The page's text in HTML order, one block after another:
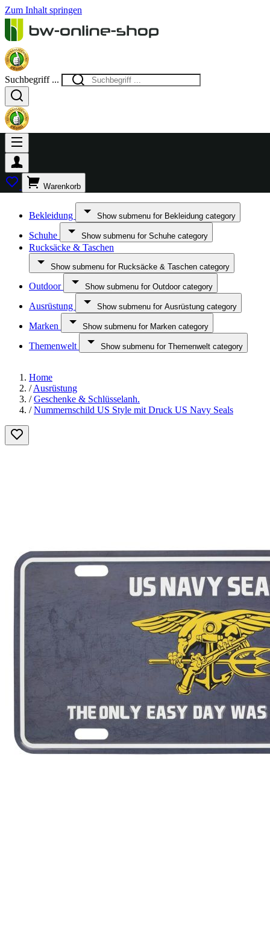
Zum Inhalt springen
Suchbegriff ...
Warenkorb
Bekleidung Show submenu for Bekleidung category
Schuhe Show submenu for Schuhe category
Rucksäcke & Taschen
Show submenu for Rucksäcke & Taschen category
Outdoor Show submenu for Outdoor category
Ausrüstung Show submenu for Ausrüstung category
Marken Show submenu for Marken category
Themenwelt Show submenu for Themenwelt category
Home
/ Ausrüstung
/ Geschenke & Schlüsselanh.
/ Nummernschild US Style mit Druck US Navy Seals